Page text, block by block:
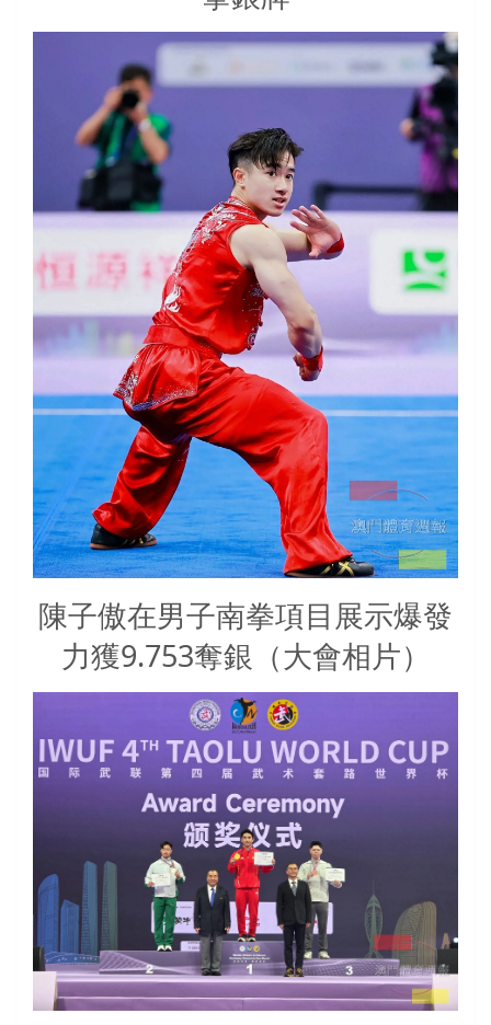
陳子傲在男子南拳項目展示爆發
力獲9.753奪銀（大會相片）